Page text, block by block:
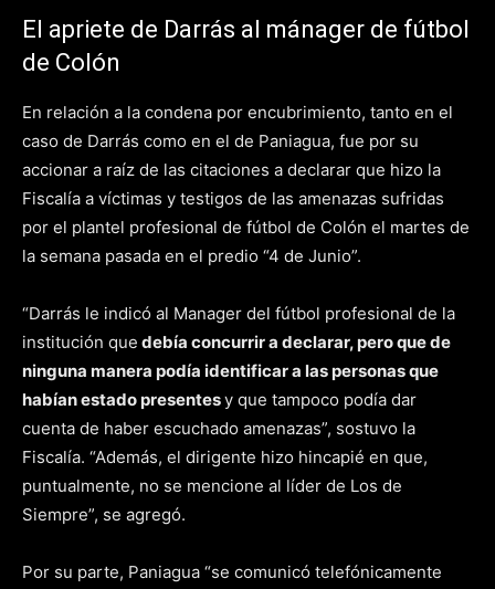
El apriete de Darrás al mánager de fútbol
de Colón
En relación a la condena por encubrimiento, tanto en el
caso de Darrás como en el de Paniagua, fue por su
accionar a raíz de las citaciones a declarar que hizo la
Fiscalía a víctimas y testigos de las amenazas sufridas
por el plantel profesional de fútbol de Colón el martes de
la semana pasada en el predio “4 de Junio”.
“Darrás le indicó al Manager del fútbol profesional de la
institución que debía concurrir a declarar, pero que de
ninguna manera podía identificar a las personas que
habían estado presentesy que tampoco podía dar
cuenta de haber escuchado amenazas”, sostuvo la
Fiscalía. “Además, el dirigente hizo hincapié en que,
puntualmente, no se mencione al líder de Los de
Siempre”, se agregó.
Por su parte, Paniagua “se comunicó telefónicamente